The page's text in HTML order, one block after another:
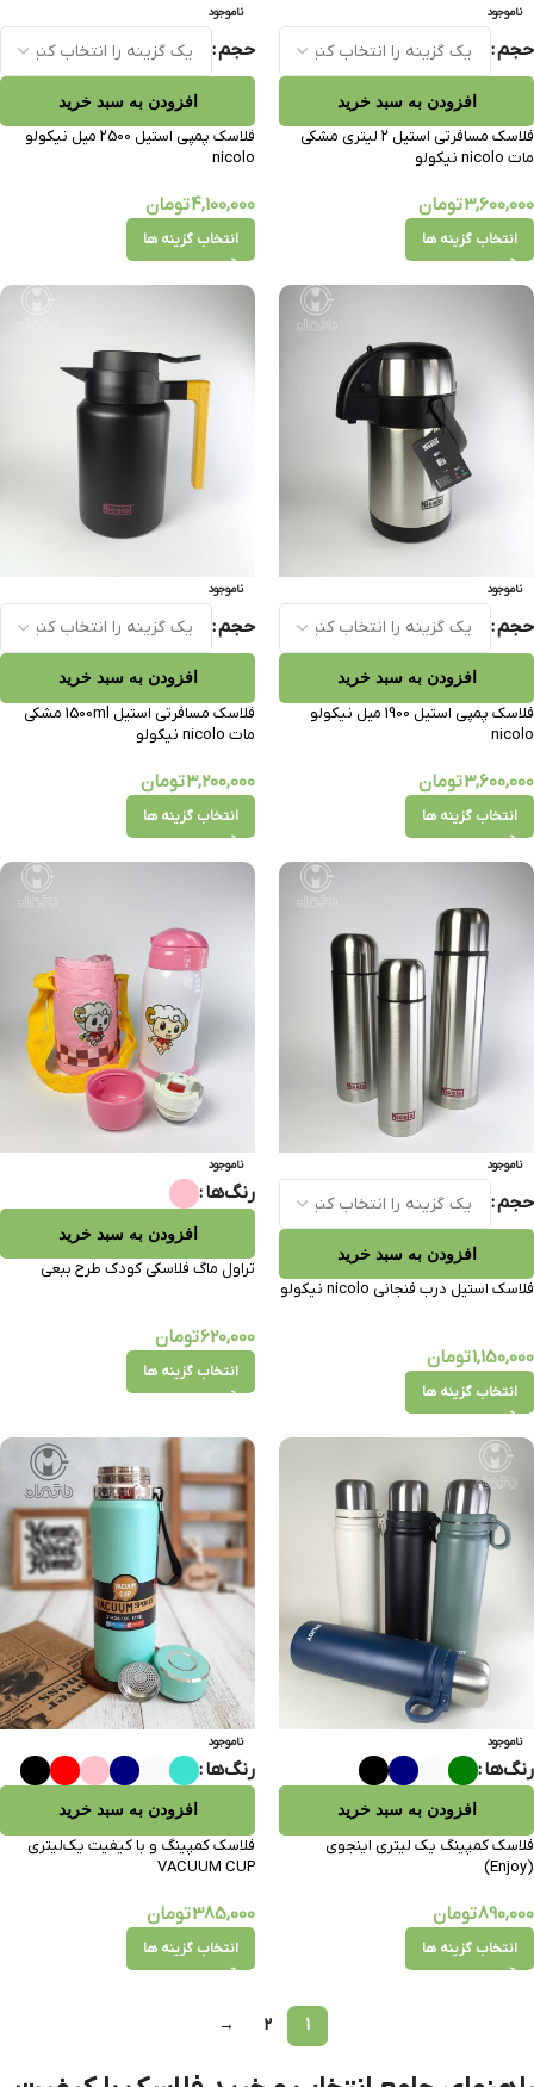
ناموجود
حجم
افزودن به سبد خرید
فلاسک مسافرتی استیل 2 لیتری مشکی
مات nicolo نیکولو
3,600,000تومان
انتخاب گزینه ها
ناموجود
حجم
افزودن به سبد خرید
فلاسک پمپی استیل 2500 میل نیکولو
nicolo
4,100,000تومان
انتخاب گزینه ها
ناموجود
حجم
افزودن به سبد خرید
فلاسک پمپی استیل 1900 میل نیکولو
nicolo
3,600,000تومان
انتخاب گزینه ها
ناموجود
حجم
افزودن به سبد خرید
فلاسک مسافرتی استیل 1500ml مشکی
مات nicolo نیکولو
3,200,000تومان
انتخاب گزینه ها
ناموجود
حجم
افزودن به سبد خرید
فلاسک استیل درب فنجانی nicolo نیکولو
1,150,000تومان
انتخاب گزینه ها
ناموجود
رنگ‌ها
افزودن به سبد خرید
تراول ماگ فلاسکی کودک طرح ببعی
620,000تومان
انتخاب گزینه ها
ناموجود
رنگ‌ها
افزودن به سبد خرید
فلاسک کمپینگ یک لیتری اینجوی
(Enjoy)
890,000تومان
انتخاب گزینه ها
ناموجود
رنگ‌ها
افزودن به سبد خرید
فلاسک کمپینگ و با کیفیت یک‌لیتری
VACUUM CUP
385,000تومان
انتخاب گزینه ها
1
2
→